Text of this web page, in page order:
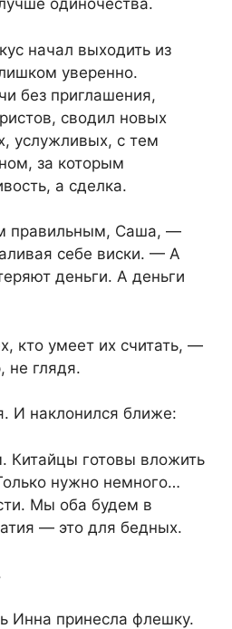
одиночества.
начал выходить из
уверенно.
без приглашения,
сводил новых
услужливых, с тем
за которым
а сделка.
правильным, Саша, —
себе виски. — А
деньги. А деньги
кто умеет их считать, —
не глядя.
И наклонился ближе:
Китайцы готовы вложить
нужно немного…
Мы оба будем в
— это для бедных.
Инна принесла флешку.